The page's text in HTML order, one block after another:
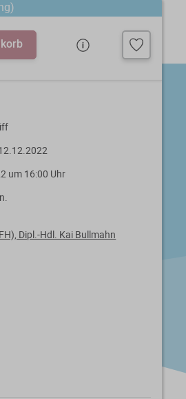
um 16:00 Uhr
Dipl.-Hdl. Kai Bullmahn